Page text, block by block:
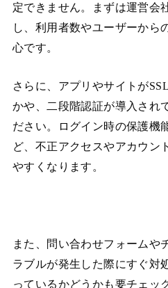
定できません。まずは運営会
し、利用者数やユーザーから
心です。
さらに、アプリやサイトが
かや、二段階認証が導入され
ださい。ログイン時の保護機
ど、不正アクセスやアカウン
やすくなります。
また、問い合わせフォームや
ラブルが発生した際にすぐ対
っているかどうかも要チェッ